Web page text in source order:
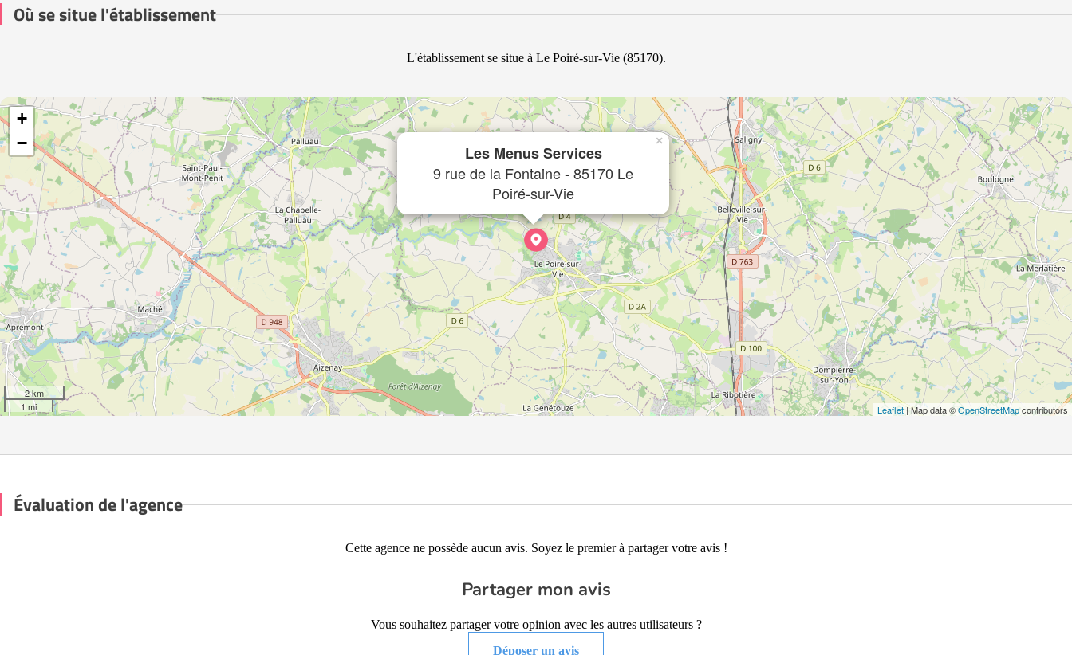
Où se situe l'établissement
L'établissement se situe à Le Poiré-sur-Vie (85170).
Les Menus Services
9 rue de la Fontaine - 85170 Le
Poiré-sur-Vie
×
+
−
2 km
1 mi
Leaflet| Map data ©OpenStreetMapcontributors
Évaluation de l'agence
Cette agence ne possède aucun avis. Soyez le premier à partager votre avis !
Partager mon avis
Vous souhaitez partager votre opinion avec les autres utilisateurs ?
Déposer un avis